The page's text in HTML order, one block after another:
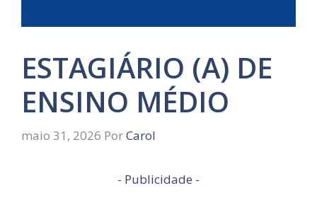
ESTAGIÁRIO (A) DE
ENSINO MÉDIO
maio 31, 2026 PorCarol
- Publicidade -